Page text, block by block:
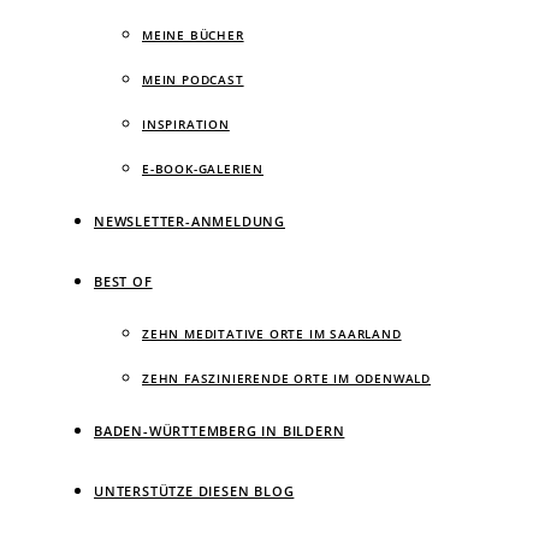
MEINE BÜCHER
MEIN PODCAST
INSPIRATION
E-BOOK-GALERIEN
NEWSLETTER-ANMELDUNG
BEST OF
ZEHN MEDITATIVE ORTE IM SAARLAND
ZEHN FASZINIERENDE ORTE IM ODENWALD
BADEN-WÜRTTEMBERG IN BILDERN
UNTERSTÜTZE DIESEN BLOG